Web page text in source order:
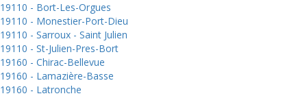
19110 - Bort-Les-Orgues
19110 - Monestier-Port-Dieu
19110 - Sarroux - Saint Julien
19110 - St-Julien-Pres-Bort
19160 - Chirac-Bellevue
19160 - Lamazière-Basse
19160 - Latronche